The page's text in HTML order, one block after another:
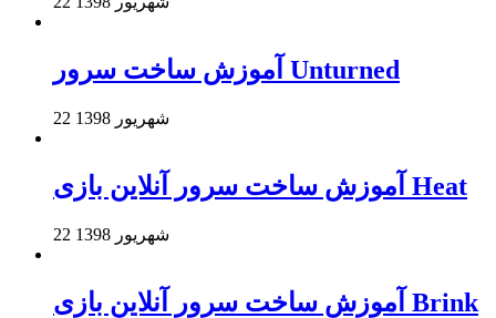
آموزش ساخت سرور Unturned
22 شهریور 1398
آموزش ساخت سرور آنلاین بازی Heat
22 شهریور 1398
آموزش ساخت سرور آنلاین بازی Brink